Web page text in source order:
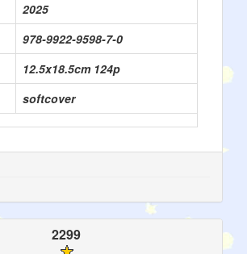
2025
978-9922-9598-7-0
12.5x18.5cm 124p
softcover
2299